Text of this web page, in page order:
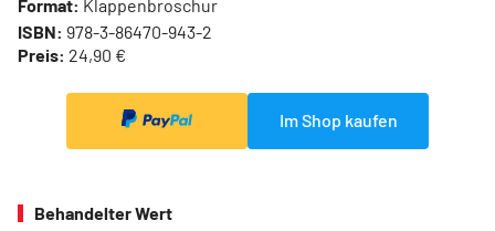
Format: Klappenbroschur
ISBN: 978-3-86470-943-2
Preis: 24,90 €
Im Shop kaufen
Behandelter Wert